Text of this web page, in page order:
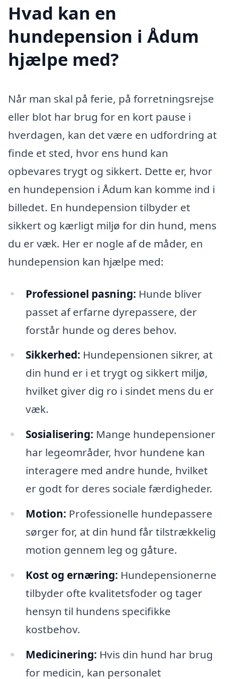
Hvad kan en
hundepension i Ådum
hjælpe med?
Når man skal på ferie, på forretningsrejse
eller blot har brug for en kort pause i
hverdagen, kan det være en udfordring at
finde et sted, hvor ens hund kan
opbevares trygt og sikkert. Dette er, hvor
en hundepension i Ådum kan komme ind i
billedet. En hundepension tilbyder et
sikkert og kærligt miljø for din hund, mens
du er væk. Her er nogle af de måder, en
hundepension kan hjælpe med:
Professionel pasning: Hunde bliver
passet af erfarne dyrepassere, der
forstår hunde og deres behov.
Sikkerhed: Hundepensionen sikrer, at
din hund er i et trygt og sikkert miljø,
hvilket giver dig ro i sindet mens du er
væk.
Sosialisering: Mange hundepensioner
har legeområder, hvor hundene kan
interagere med andre hunde, hvilket
er godt for deres sociale færdigheder.
Motion: Professionelle hundepassere
sørger for, at din hund får tilstrækkelig
motion gennem leg og gåture.
Kost og ernæring: Hundepensionerne
tilbyder ofte kvalitetsfoder og tager
hensyn til hundens specifikke
kostbehov.
Medicinering: Hvis din hund har brug
for medicin, kan personalet